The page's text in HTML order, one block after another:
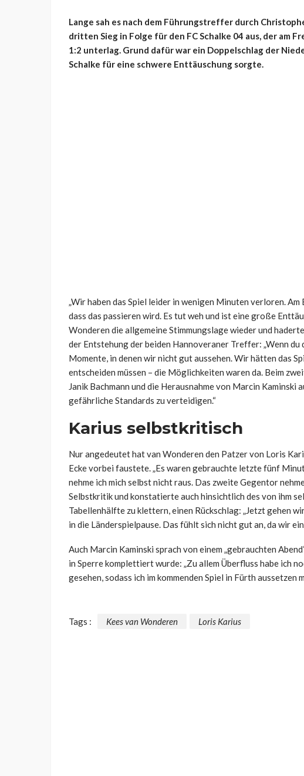
Lange sah es nach dem Führungstreffer durch
dritten Sieg in Folge für den FC Schalke 04 aus, der am
1:2 unterlag. Grund dafür war ein Doppelschlag der
Schalke für eine schwere Enttäuschung sorgte.
„Wir haben das Spiel leider in wenigen Minuten verloren.
dass das passieren wird. Es tut weh und ist eine große
Wonderen die allgemeine Stimmungslage wieder und
der Entstehung der beiden Hannoveraner Treffer: „Wenn du
Momente, in denen wir nicht gut aussehen. Wir hätten das
entscheiden müssen – die Möglichkeiten waren da. Beim
Janik Bachmann und die Herausnahme von Marcin Kaminski
gefährliche Standards zu verteidigen.“
Karius selbstkritisch
Nur angedeutet hat van Wonderen den Patzer von Loris
Ecke vorbei faustete. „Es waren gebrauchte letzte fünf
nehme ich mich selbst nicht raus. Das zweite Gegentor
Selbstkritik und konstatierte auch hinsichtlich des von ihm
Tabellenhälfte zu klettern, einen Rückschlag: „Jetzt gehen
in die Länderspielpause. Das fühlt sich nicht gut an, da wir
Auch Marcin Kaminski sprach von einem „gebrauchten
in Sperre komplettiert wurde: „Zu allem Überfluss habe ich
gesehen, sodass ich im kommenden Spiel in Fürth aussetzen
Tags : Kees van Wonderen Loris Karius